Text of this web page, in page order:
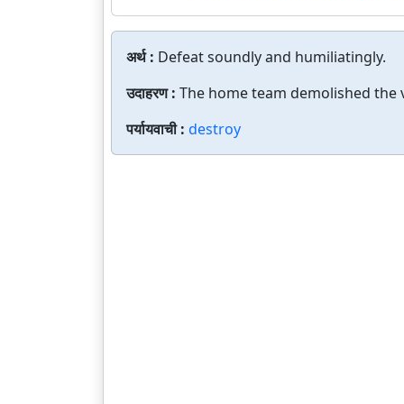
अर्थ : Defeat soundly and humiliatingly.
उदाहरण : The home team demolished the
पर्यायवाची : destroy